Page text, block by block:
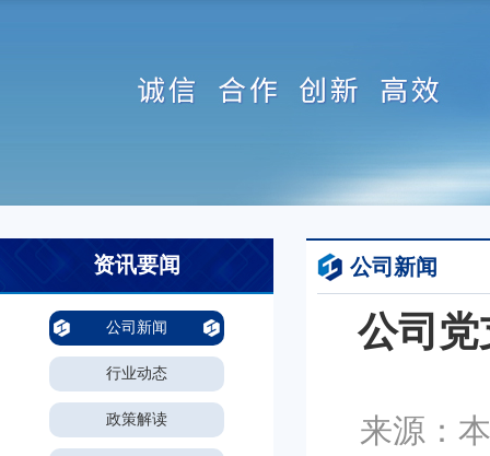
资讯要闻
公司新闻
行业动态
政策解读
公司新闻
公司党
来源：